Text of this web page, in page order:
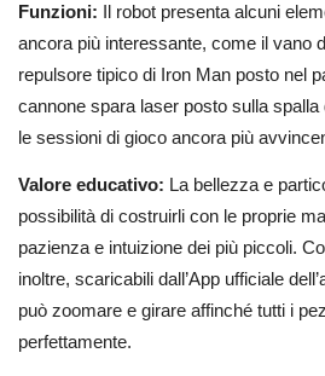
Funzioni: Il robot presenta alcuni
ancora più interessante, come il vano
repulsore tipico di Iron Man posto nel
cannone spara laser posto sulla
le sessioni di gioco ancora più
Valore educativo: La bellezza e
possibilità di costruirli con le proprie
pazienza e intuizione dei più piccoli.
inoltre, scaricabili dall’App ufficiale
può zoomare e girare affinché tutti i
perfettamente.